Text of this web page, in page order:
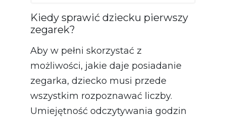
Kiedy sprawić dziecku pierwszy
zegarek?
Aby w pełni skorzystać z
możliwości, jakie daje posiadanie
zegarka, dziecko musi przede
wszystkim rozpoznawać liczby.
Umiejętność odczytywania godzin